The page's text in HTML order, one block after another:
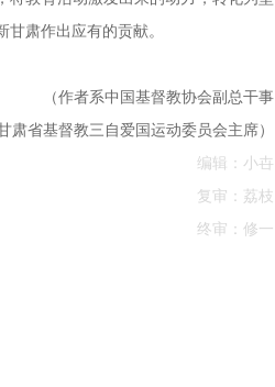
肃作出应有的贡献。
（作者系中国基督教协会副总干事
肃省基督教三自爱国运动委员会主席）
编辑：小卋
复审：荔枝
终审：修一